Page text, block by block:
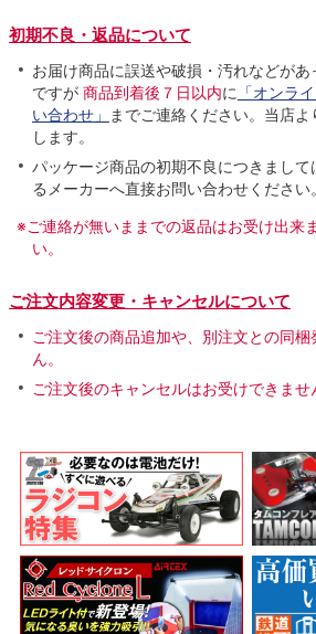
初期不良・返品について
お届け商品に誤送や破損・汚れなどが
ですが 商品到着後７日以内に 「オンラ
い合わせ」
までご連絡ください。当店
します。
パッケージ商品の初期不良につきまし
るメーカーへ直接お問い合わせください。
※ご連絡が無いままでの返品はお受け出来
い。
ご注文内容変更・キャンセルについて
ご注文後の商品追加や、別注文との同
ん。
ご注文後のキャンセルはお受けできませ